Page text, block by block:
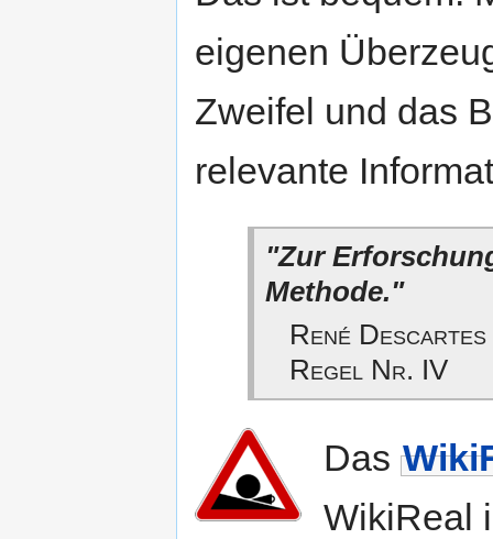
eigenen
Zweifel und das
relevante
"Zur
Methode."
René
Regel Nr. IV
Das
WikiReal